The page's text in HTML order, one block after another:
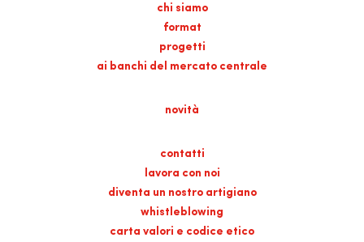
chi siamo
format
progetti
ai banchi del mercato centrale
novità
contatti
lavora con noi
diventa un nostro artigiano
whistleblowing
carta valori e codice etico